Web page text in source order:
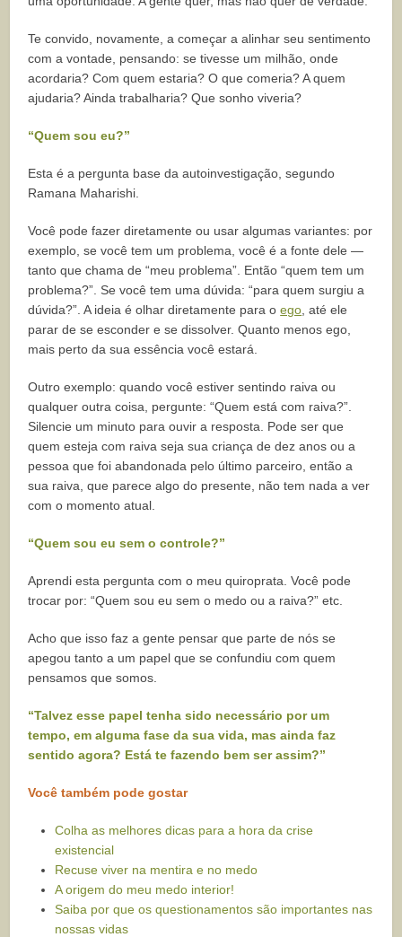
Te convido, novamente, a começar a alinhar seu sentimento
com a vontade, pensando: se tivesse um milhão, onde
acordaria? Com quem estaria? O que comeria? A quem
ajudaria? Ainda trabalharia? Que sonho viveria?
“Quem sou eu?”
Esta é a pergunta base da autoinvestigação, segundo
Ramana Maharishi.
Você pode fazer diretamente ou usar algumas variantes: por
exemplo, se você tem um problema, você é a fonte dele —
tanto que chama de “meu problema”. Então “quem tem um
problema?”. Se você tem uma dúvida: “para quem surgiu a
dúvida?”. A ideia é olhar diretamente para oego , até ele
parar de se esconder e se dissolver. Quanto menos ego,
mais perto da sua essência você estará.
Outro exemplo: quando você estiver sentindo raiva ou
qualquer outra coisa, pergunte: “Quem está com raiva?”.
Silencie um minuto para ouvir a resposta. Pode ser que
quem esteja com raiva seja sua criança de dez anos ou a
pessoa que foi abandonada pelo último parceiro, então a
sua raiva, que parece algo do presente, não tem nada a ver
com o momento atual.
“Quem sou eu sem o controle?”
Aprendi esta pergunta com o meu quiroprata. Você pode
trocar por: “Quem sou eu sem o medo ou a raiva?” etc.
Acho que isso faz a gente pensar que parte de nós se
apegou tanto a um papel que se confundiu com quem
pensamos que somos.
“Talvez esse papel tenha sido necessário por um
tempo, em alguma fase da sua vida, mas ainda faz
sentido agora? Está te fazendo bem ser assim?”
Você também pode gostar
Colha as melhores dicas para a hora da crise
existencial
Recuse viver na mentira e no medo
A origem do meu medo interior!
Saiba por que os questionamentos são importantes nas
nossas vidas